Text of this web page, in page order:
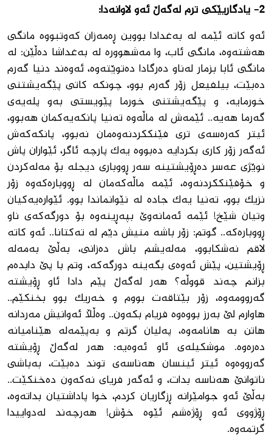
2
- یادگاریێکی ترم لەگەڵ ئەو لاوانەدا:
ئه‌و كاته‌ ئێمه‌ له‌ به‌غدادا بووین ڕه‌مه‌زان كه‌وتبووه‌ مانگی
هه‌شته‌وه‌، مانگی ئاب، وا مه‌شهووره‌ له‌ به‌غداشا ده‌ڵێن: له‌
مانگی ئابا بزمار له‌ناو ده‌رگادا ده‌توێته‌وه‌، ئه‌وه‌ند دنیا گه‌رم
ده‌بێت، بیلفیعل زۆر گه‌رم بوو، چونكه‌ كاتی پێگەیشتنی
خورمایه‌، و پێگەیشتنی خورما پێویستی به‌و پلەیەی‌
گه‌رما‌ هه‌یه‌.. ئێمه‌ش له‌ ماڵه‌وه‌ ته‌نیا پانكه‌یه‌كمان هه‌بوو،
ئیتر كه‌ره‌سه‌ی تری فێنككردنه‌وه‌مان نه‌بوو، پانكه‌كه‌ش
ئه‌گه‌ر زۆر كاری بكردایه‌ ده‌بووه‌ یه‌ك پارچه‌ ئاگر، ئێواران پاش
نوێژی عه‌سر ده‌ڕۆیشتینه‌ سه‌ر ڕووبار‌ی دیجله‌ بۆ مه‌له‌كردن
و خۆفێنككردنه‌وه‌، ئێمه‌ ماڵه‌كه‌مان له ‌ڕووباره‌كه‌وه‌ زۆر
نزیك بوو، ته‌نیا یه‌ك جاده‌ له‌ نێوانماندا بوو. ئێواره‌یه‌كیان
وتیان شێخ! ئێمه‌ ئه‌مانه‌وێ بپه‌ڕینه‌وه‌ بۆ دورگه‌كه‌ی ناو
ڕووباره‌كه‌.. گوتم: زۆر باشه‌ منیش دێم له‌ ته‌كتانا.. ئه‌و كاته‌
لاقم نه‌شكابوو، مه‌له‌یشم باش ده‌زانی، به‌ڵێ به‌مه‌له‌
ڕۆیشتین، پێش ئه‌وه‌ی بگه‌ینه‌ دورگه‌كه‌، وتم با پێ دابده‌م
بزانم چه‌ند قووڵه‌؟ هه‌ر له‌گه‌ڵ پێم دادا ئاو ڕۆیشته‌
گه‌روومه‌وه‌، زۆر بێتاقه‌ت بووم و خه‌ریك بوو بخنكێم..
هاوارم لێ به‌رز بووه‌وه‌ فریام بكه‌ون.. وەڵڵا ئه‌وانیش مه‌ردانه‌
هاتن به‌ هانامه‌وه‌، په‌لیان گرتم و به‌پێمه‌له‌ هێنامیانه‌
ده‌ره‌وه‌. موشكیله‌ی ئاو ئه‌وه‌یه‌: هه‌ر له‌گه‌ڵ ڕۆیشته‌
گه‌رووه‌وه‌ ئیتر ئینسان هه‌ناسه‌ی توند ده‌بێت، به‌باشی
ناتوانێ هه‌ناسه‌ بدات، و ئه‌گه‌ر فریای نه‌كه‌ون ده‌خنكێت..
به‌ڵێ ئه‌و جوامێرانه‌ ڕزگاریان كردم، خوا پاداشتیان بداته‌وه‌،
ڕۆژووی ئه‌و ڕۆژه‌شم ئێوه‌ خۆش! هه‌رچه‌ند له‌دواییدا
گرتمه‌وه‌.